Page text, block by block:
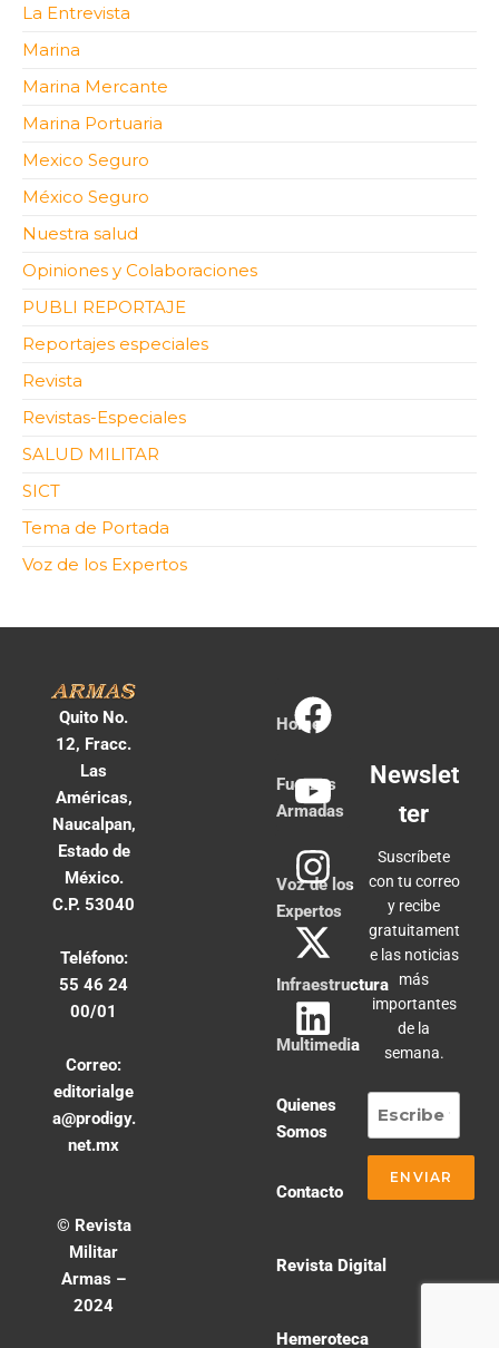
La Entrevista
Marina
Marina Mercante
Marina Portuaria
Mexico Seguro
México Seguro
Nuestra salud
Opiniones y Colaboraciones
PUBLI REPORTAJE
Reportajes especiales
Revista
Revistas-Especiales
SALUD MILITAR
SICT
Tema de Portada
Voz de los Expertos
Quito No.
12, Fracc.
Las
Américas,
Naucalpan,
Estado de
México.
C.P. 53040
Teléfono:
55 46 24
00/01
Correo:
editorialge
a@prodigy.
net.mx
© Revista
Militar
Armas –
2024
Home
Fuerzas
Armadas
Voz de los
Expertos
Infraestructura
Multimedia
Quienes
Somos
Contacto
Revista Digital
Hemeroteca
Newslet
ter
Suscríbete
con tu correo
y recibe
gratuitament
e las noticias
más
importantes
de la
semana.